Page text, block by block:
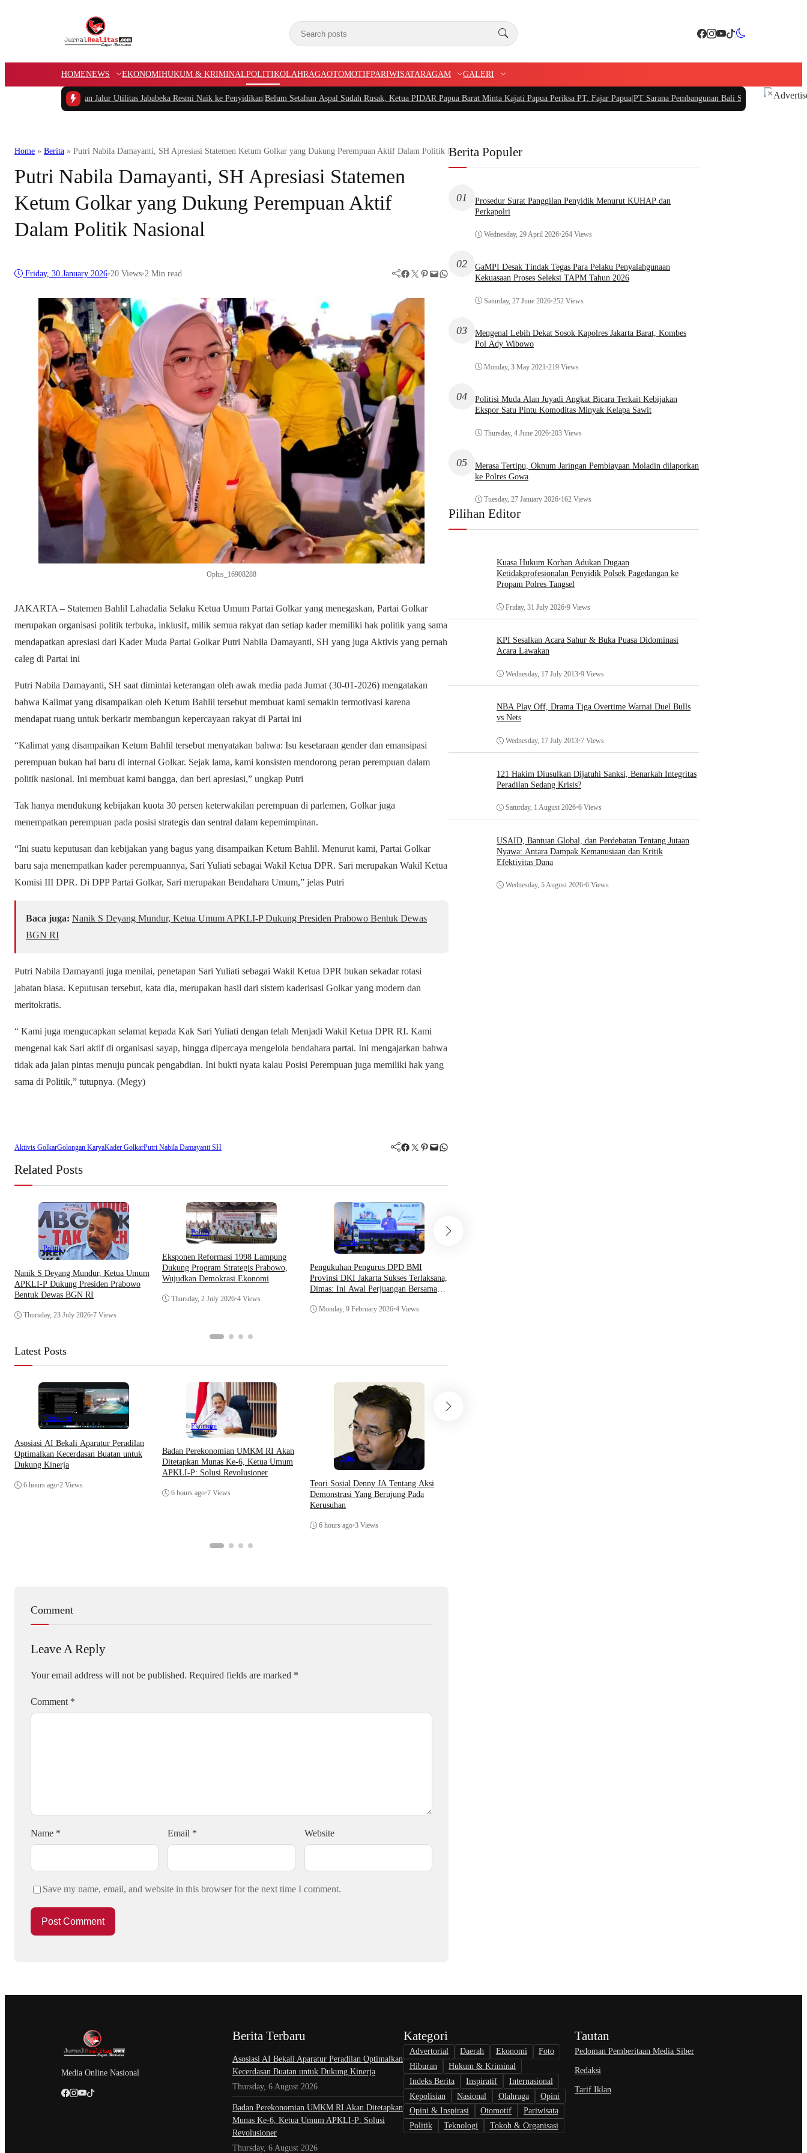
HOMENEWS EKONOMIHUKUM & KRIMINALPOLITIKOLAHRAGAOTOMOTIFPARIWISATARAGAM GALERI
Penggunaan Jalur Utilitas Jababeka Resmi Naik ke Penyidikan|Belum Setahun Aspal Sudah Rusak, Ketua PIDAR Papua Barat Minta Kajati Papua Periksa PT. Fajar Papua PT Sarana Pembangunan Bali Siapkan Investasi Rp250
Home » Berita » Putri Nabila Damayanti, SH Apresiasi Statemen Ketum Golkar yang Dukung Perempuan Aktif Dalam Politik Nasional
Putri Nabila Damayanti, SH Apresiasi Statemen
Ketum Golkar yang Dukung Perempuan Aktif
Dalam Politik Nasional
Friday, 30 January 2026•20 Views•2 Min read Facebook Twitter Pinterest Mail WhatsApp
Oplus_16908288
JAKARTA – Statemen Bahlil Lahadalia Selaku Ketua Umum Partai Golkar yang menegaskan, Partai Golkar
merupakan organisasi politik terbuka, inklusif, milik semua rakyat dan setiap kader memiliki hak politik yang sama
mendapatkan apresiasi dari Kader Muda Partai Golkar Putri Nabila Damayanti, SH yang juga Aktivis yang pernah
caleg di Partai ini
Putri Nabila Damayanti, SH saat dimintai keterangan oleh awak media pada Jumat (30-01-2026) mengatakan
bahwa Kalimat yang disampaikan oleh Ketum Bahlil tersebut membuat kami semakin termotivasi karena
mendapat ruang untuk berkarir membangun kepercayaan rakyat di Partai ini
“Kalimat yang disampaikan Ketum Bahlil tersebut menyatakan bahwa: Isu kesetaraan gender dan emansipasi
perempuan bukan hal baru di internal Golkar. Sejak lama, kami konsisten mendorong peran perempuan dalam
politik nasional. Ini membuat kami bangga, dan beri apresiasi,” ungkap Putri
Tak hanya mendukung kebijakan kuota 30 persen keterwakilan perempuan di parlemen, Golkar juga
menempatkan perempuan pada posisi strategis dan sentral dalam kepemimpinan.
“Ini suatu keputusan dan kebijakan yang bagus yang disampaikan Ketum Bahlil. Menurut kami, Partai Golkar
baru saja menempatkan kader perempuannya, Sari Yuliati sebagai Wakil Ketua DPR. Sari merupakan Wakil Ketua
Komisi III DPR. Di DPP Partai Golkar, Sari merupakan Bendahara Umum,” jelas Putri
Baca juga: Nanik S Deyang Mundur, Ketua Umum APKLI-P Dukung Presiden Prabowo Bentuk Dewas
BGN RI
Putri Nabila Damayanti juga menilai, penetapan Sari Yuliati sebagai Wakil Ketua DPR bukan sekadar rotasi
jabatan biasa. Keputusan tersebut, kata dia, merupakan hasil dari sistem kaderisasi Golkar yang modern dan
meritokratis.
“ Kami juga mengucapkan selamat kepada Kak Sari Yuliati dengan telah Menjadi Wakil Ketua DPR RI. Kami
mengenal kak Sari aktif di organisasi sayap, hingga dipercaya mengelola bendahara partai. Ini mengajarkan bahwa
tidak ada jalan pintas menuju puncak pengabdian. Ini bukti nyata kalau Posisi Perempuan juga memiliki hak yang
sama di Politik,” tutupnya. (Megy)
Aktivis GolkarGolongan KaryaKader GolkarPutri Nabila Damayanti SH Facebook Twitter Pinterest Mail WhatsApp
Related Posts
Politik
Nanik S Deyang Mundur, Ketua Umum
APKLI-P Dukung Presiden Prabowo
Bentuk Dewas BGN RI
Thursday, 23 July 2026•7 Views
Politik
Eksponen Reformasi 1998 Lampung
Dukung Program Strategis Prabowo,
Wujudkan Demokrasi Ekonomi
Thursday, 2 July 2026•4 Views
Politik
Pengukuhan Pengurus DPD BMI
Provinsi DKI Jakarta Sukses Terlaksana,
Dimas: Ini Awal Perjuangan Bersama
Monday, 9 February 2026•4 Views
Latest Posts
Teknologi
Asosiasi AI Bekali Aparatur Peradilan
Optimalkan Kecerdasan Buatan untuk
Dukung Kinerja
6 hours ago•2 Views
Ekonomi
Badan Perekonomian UMKM RI Akan
Ditetapkan Munas Ke-6, Ketua Umum
APKLI-P: Solusi Revolusioner
6 hours ago•7 Views
Opini
Teori Sosial Denny JA Tentang Aksi
Demonstrasi Yang Berujung Pada
Kerusuhan
6 hours ago•3 Views
Comment
Leave A Reply
Your email address will not be published. Required fields are marked *
Comment *
Name * Email * Website
Save my name, email, and website in this browser for the next time I comment.
Berita Populer
01
Prosedur Surat Panggilan Penyidik Menurut KUHAP dan
Perkapolri
Wednesday, 29 April 2026•264 Views
02
GaMPI Desak Tindak Tegas Para Pelaku Penyalahgunaan
Kekuasaan Proses Seleksi TAPM Tahun 2026
Saturday, 27 June 2026•252 Views
03
Mengenal Lebih Dekat Sosok Kapolres Jakarta Barat, Kombes
Pol Ady Wibowo
Monday, 3 May 2021 •219 Views
04
Politisi Muda Alan Juyadi Angkat Bicara Terkait Kebijakan
Ekspor Satu Pintu Komoditas Minyak Kelapa Sawit
Thursday, 4 June 2026•203 Views
05
Merasa Tertipu, Oknum Jaringan Pembiayaan Moladin dilaporkan
ke Polres Gowa
Tuesday, 27 January 2026•162 Views
Pilihan Editor
Kuasa Hukum Korban Adukan Dugaan
Ketidakprofesionalan Penyidik Polsek Pagedangan ke
Propam Polres Tangsel
Friday, 31 July 2026•9 Views
KPI Sesalkan Acara Sahur & Buka Puasa Didominasi
Acara Lawakan
Wednesday, 17 July 2013•9 Views
NBA Play Off, Drama Tiga Overtime Warnai Duel Bulls
vs Nets
Wednesday, 17 July 2013•7 Views
121 Hakim Diusulkan Dijatuhi Sanksi, Benarkah Integritas
Peradilan Sedang Krisis?
Saturday, 1 August 2026•6 Views
USAID, Bantuan Global, dan Perdebatan Tentang Jutaan
Nyawa: Antara Dampak Kemanusiaan dan Kritik
Efektivitas Dana
Wednesday, 5 August 2026•6 Views
Media Online Nasional
Berita Terbaru
Asosiasi AI Bekali Aparatur Peradilan Optimalkan
Kecerdasan Buatan untuk Dukung Kinerja
Thursday, 6 August 2026
Badan Perekonomian UMKM RI Akan Ditetapkan
Munas Ke-6, Ketua Umum APKLI-P: Solusi
Revolusioner
Thursday, 6 August 2026
Kategori
Advertorial Daerah Ekonomi
Foto
Hiburan
Hukum & Kriminal
Indeks Berita
Inspiratif
Internasional
Kepolisian
Nasional Olahraga
Opini
Opini & Inspirasi
Otomotif
Pariwisata
Politik
Teknologi Tokoh & Organisasi
Tautan
Pedoman Pemberitaan Media Siber
Redaksi
Tarif Iklan
×